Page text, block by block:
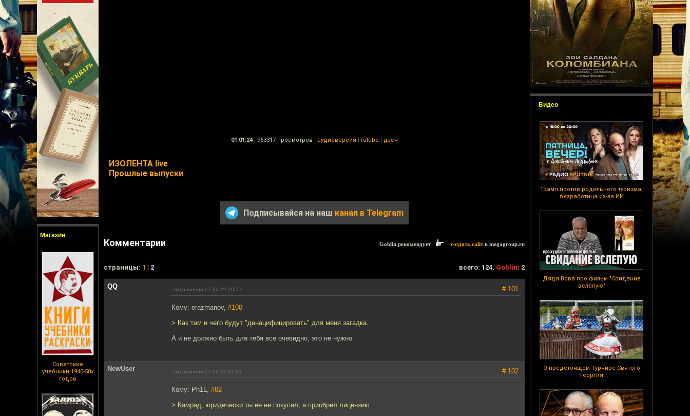
Магазин
Советские
учебники 1940-50х
годов
Видео
Трамп против родильного туризма,
безработица из-за ИИ
Дядя Вова про фильм "Свидание
вслепую"
О предстоящем Турнире Святого
Георгия
01:01:24 | 963317 просмотров | аудиоверсия | rutube | дзен
ИЗОЛЕНТА live
Прошлые выпуски
Подписывайся на наш канал в Telegram
Комментарии Goblin рекомендует создать сайтв megagroup.ru
cтраницы: 1 | 2 всего: 124, Goblin: 2
QQ отправлено 27.02.22 20:57 # 101
Кому: erazmanov, #100
> Как там и чего будут "денацифицировать" для меня загадка.
А и не должно быть для тебя все очевидно, это не нужно.
NewUser отправлено 27.02.22 21:01 # 102
Кому: Ph1L, #82
> Камрад, юридически ты ее не покупал, а приобрел лицензию